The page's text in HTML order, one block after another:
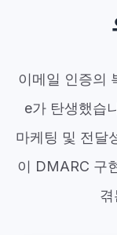
이메일 인증의
e가 탄생했습
마케팅 및 전달
이 DMARC 구